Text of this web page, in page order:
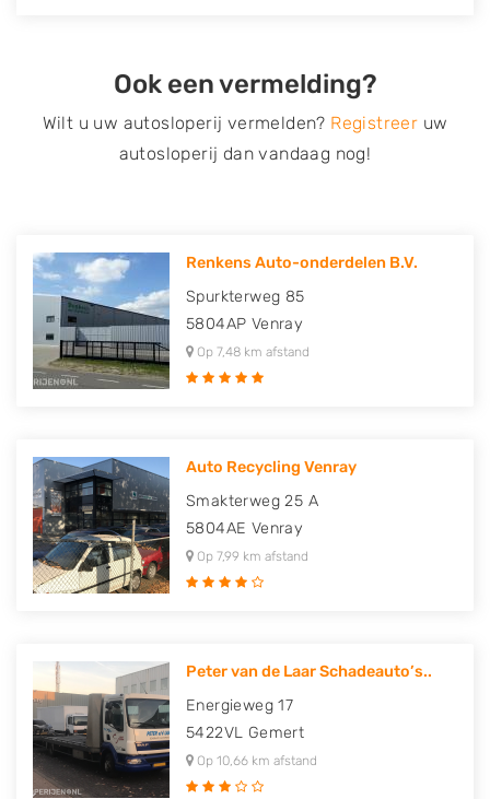
Ook een vermelding?
Wilt u uw autosloperij vermelden? Registreer uw
autosloperij dan vandaag nog!
Renkens Auto-onderdelen B.V.
Spurkterweg 85
5804AP Venray
Op 7,48 km afstand
Auto Recycling Venray
Smakterweg 25 A
5804AE Venray
Op 7,99 km afstand
Peter van de Laar Schadeauto’s..
Energieweg 17
5422VL Gemert
Op 10,66 km afstand